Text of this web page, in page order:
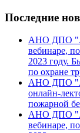
Последние
АНО ДПО
вебинаре,
2023 году.
по охране
АНО ДПО
онлайн-
пожарной
АНО ДПО
вебинаре,